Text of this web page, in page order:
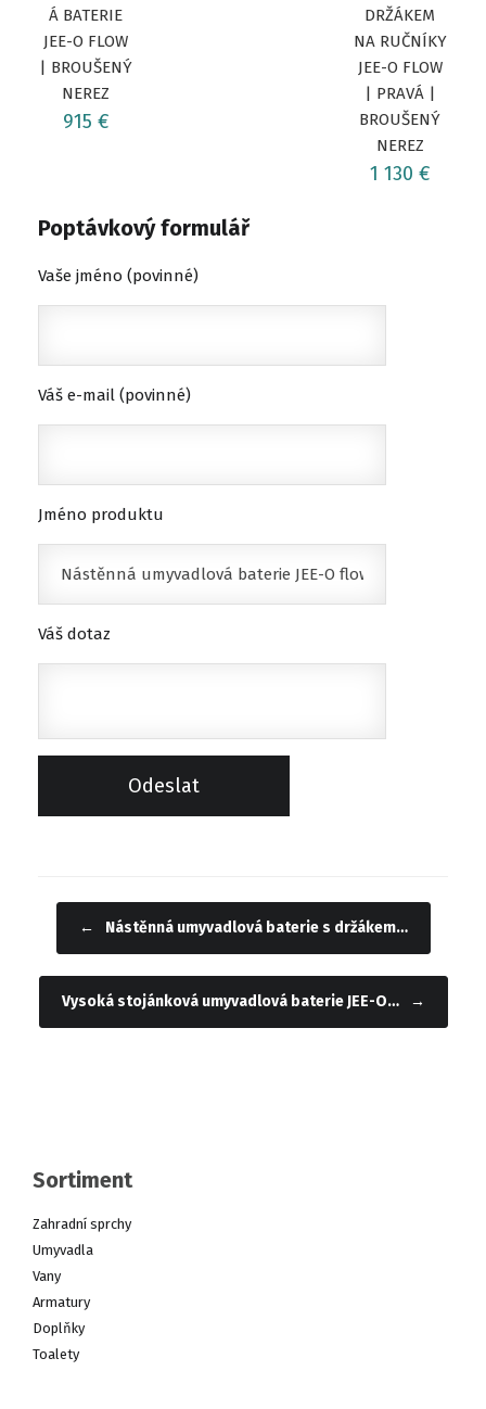
Á BATERIE
JEE-O FLOW
| BROUŠENÝ
NEREZ
915 €
DRŽÁKEM
NA RUČNÍKY
JEE-O FLOW
| PRAVÁ |
BROUŠENÝ
NEREZ
1 130 €
Poptávkový formulář
Vaše jméno (povinné)
Váš e-mail (povinné)
Jméno produktu
Váš dotaz
Navigace příspěvku
← Nástěnná umyvadlová baterie s držákem…
Vysoká stojánková umyvadlová baterie JEE-O… →
Sortiment
Zahradní sprchy
Umyvadla
Vany
Armatury
Doplňky
Toalety